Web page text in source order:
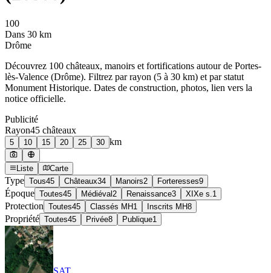
100
Dans 30 km
Drôme
Découvrez 100 châteaux, manoirs et fortifications autour de Portes-
lès-Valence (Drôme). Filtrez par rayon (5 à 30 km) et par statut
Monument Historique. Dates de construction, photos, lien vers la
notice officielle.
Publicité
Rayon45 châteaux
5 10 15 20 25 30 km
Liste Carte
Type Tous45 Châteaux34 Manoirs2 Forteresses9
Époque Toutes45 Médiéval 2 Renaissance3 XIXe s. 1
Protection Toutes45 Classés MH1 Inscrits MH8
Propriété Toutes45 Privée8 Publique1
SAT